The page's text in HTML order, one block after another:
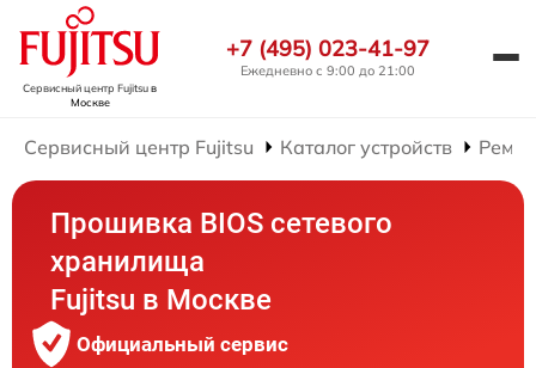
Сервисный центр Fujitsuв
Москве
+7 (495) 023-41-97
Ежедневно с 9:00 до 21:00
Сервисный центр Fujitsu Каталог устройств
Прошивка BIOS сетевого
хранилища
Fujitsu в Москве
Официальный сервис